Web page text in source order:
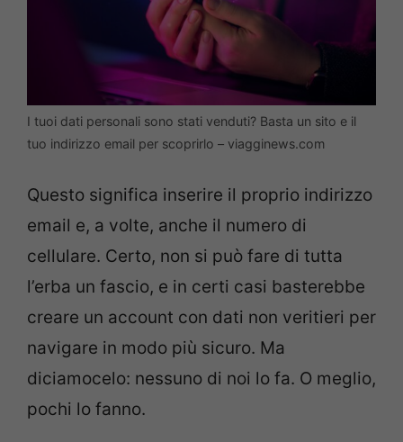
I tuoi dati personali sono stati venduti? Basta un sito e il
tuo indirizzo email per scoprirlo – viagginews.com
Questo significa inserire il proprio indirizzo
email e, a volte, anche il numero di
cellulare. Certo, non si può fare di tutta
l’erba un fascio, e in certi casi basterebbe
creare un account con dati non veritieri per
navigare in modo più sicuro. Ma
diciamocelo: nessuno di noi lo fa. O meglio,
pochi lo fanno.